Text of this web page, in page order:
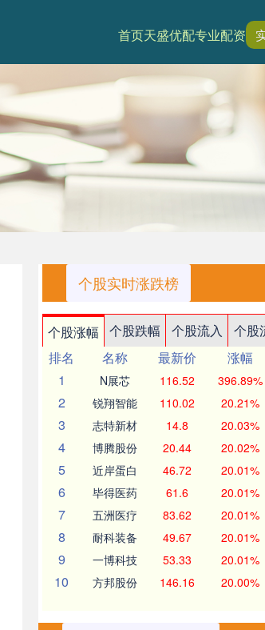
首页天盛优配专业配资
个股实时涨跌榜
个股涨幅 个股跌幅 个股流入 个股
排名
名称 最新价 涨幅
1
N展芯 116.52 396.89%
2 锐翔智能 110.02 20.21%
3 志特新材 14.8 20.03%
4 博腾股份 20.44 20.02%
5 近岸蛋白 46.72 20.01%
6 毕得医药 61.6 20.01%
7 五洲医疗 83.62 20.01%
8 耐科装备 49.67 20.01%
9 一博科技 53.33 20.01%
10 方邦股份 146.16 20.00%